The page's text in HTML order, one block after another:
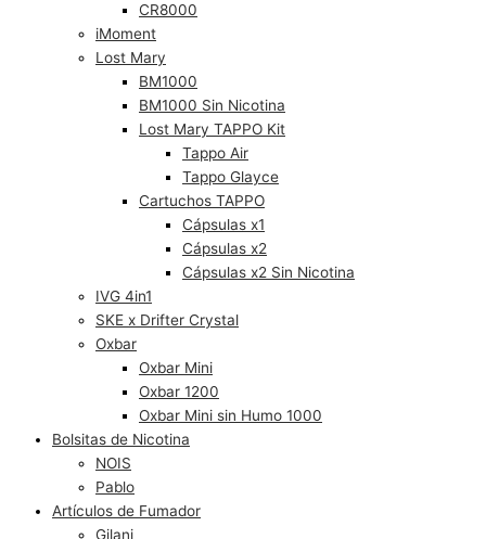
CR8000
iMoment
Lost Mary
BM1000
BM1000 Sin Nicotina
Lost Mary TAPPO Kit
Tappo Air
Tappo Glayce
Cartuchos TAPPO
Cápsulas x1
Cápsulas x2
Cápsulas x2 Sin Nicotina
IVG 4in1
SKE x Drifter Crystal
Oxbar
Oxbar Mini
Oxbar 1200
Oxbar Mini sin Humo 1000
Bolsitas de Nicotina
NOIS
Pablo
Artículos de Fumador
Gilani